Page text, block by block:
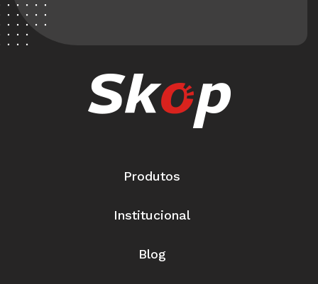
Produtos
Institucional
Blog